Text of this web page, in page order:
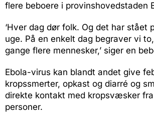
flere beboere i provinshovedstaden
‘Hver dag dør folk. Og det har stået
uge. På en enkelt dag begraver vi
gange flere mennesker,’ siger en
Ebola-virus kan blandt andet give
kropssmerter, opkast og diarré og
direkte kontakt med kropsvæsker
personer.